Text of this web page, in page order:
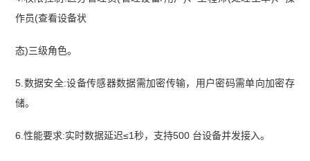
师综合知识真题(纯答案版70题)】
作员(查看设备状
态)三级角色。
5.数据安全:设备传感器数据需加密传输，用户密码需单向加密存
储。
6.性能要求:实时数据延迟≤1秒，支持500 台设备并发接入。